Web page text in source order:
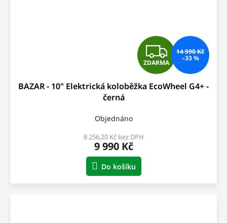
Z
D
A
ZDARMA
14 990 Kč
–33 %
BAZAR - 10" Elektrická koloběžka EcoWheel G4+ -
černá
Objednáno
8 256,20 Kč bez DPH
9 990 Kč
Do košíku